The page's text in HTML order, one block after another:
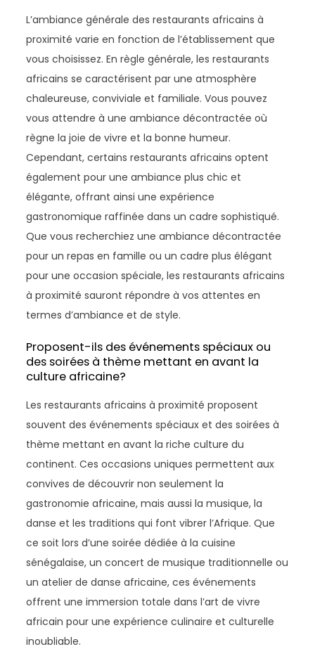
L’ambiance générale des restaurants africains à
proximité varie en fonction de l’établissement que
vous choisissez. En règle générale, les restaurants
africains se caractérisent par une atmosphère
chaleureuse, conviviale et familiale. Vous pouvez
vous attendre à une ambiance décontractée où
règne la joie de vivre et la bonne humeur.
Cependant, certains restaurants africains optent
également pour une ambiance plus chic et
élégante, offrant ainsi une expérience
gastronomique raffinée dans un cadre sophistiqué.
Que vous recherchiez une ambiance décontractée
pour un repas en famille ou un cadre plus élégant
pour une occasion spéciale, les restaurants africains
à proximité sauront répondre à vos attentes en
termes d’ambiance et de style.
Proposent-ils des événements spéciaux ou
des soirées à thème mettant en avant la
culture africaine?
Les restaurants africains à proximité proposent
souvent des événements spéciaux et des soirées à
thème mettant en avant la riche culture du
continent. Ces occasions uniques permettent aux
convives de découvrir non seulement la
gastronomie africaine, mais aussi la musique, la
danse et les traditions qui font vibrer l’Afrique. Que
ce soit lors d’une soirée dédiée à la cuisine
sénégalaise, un concert de musique traditionnelle ou
un atelier de danse africaine, ces événements
offrent une immersion totale dans l’art de vivre
africain pour une expérience culinaire et culturelle
inoubliable.